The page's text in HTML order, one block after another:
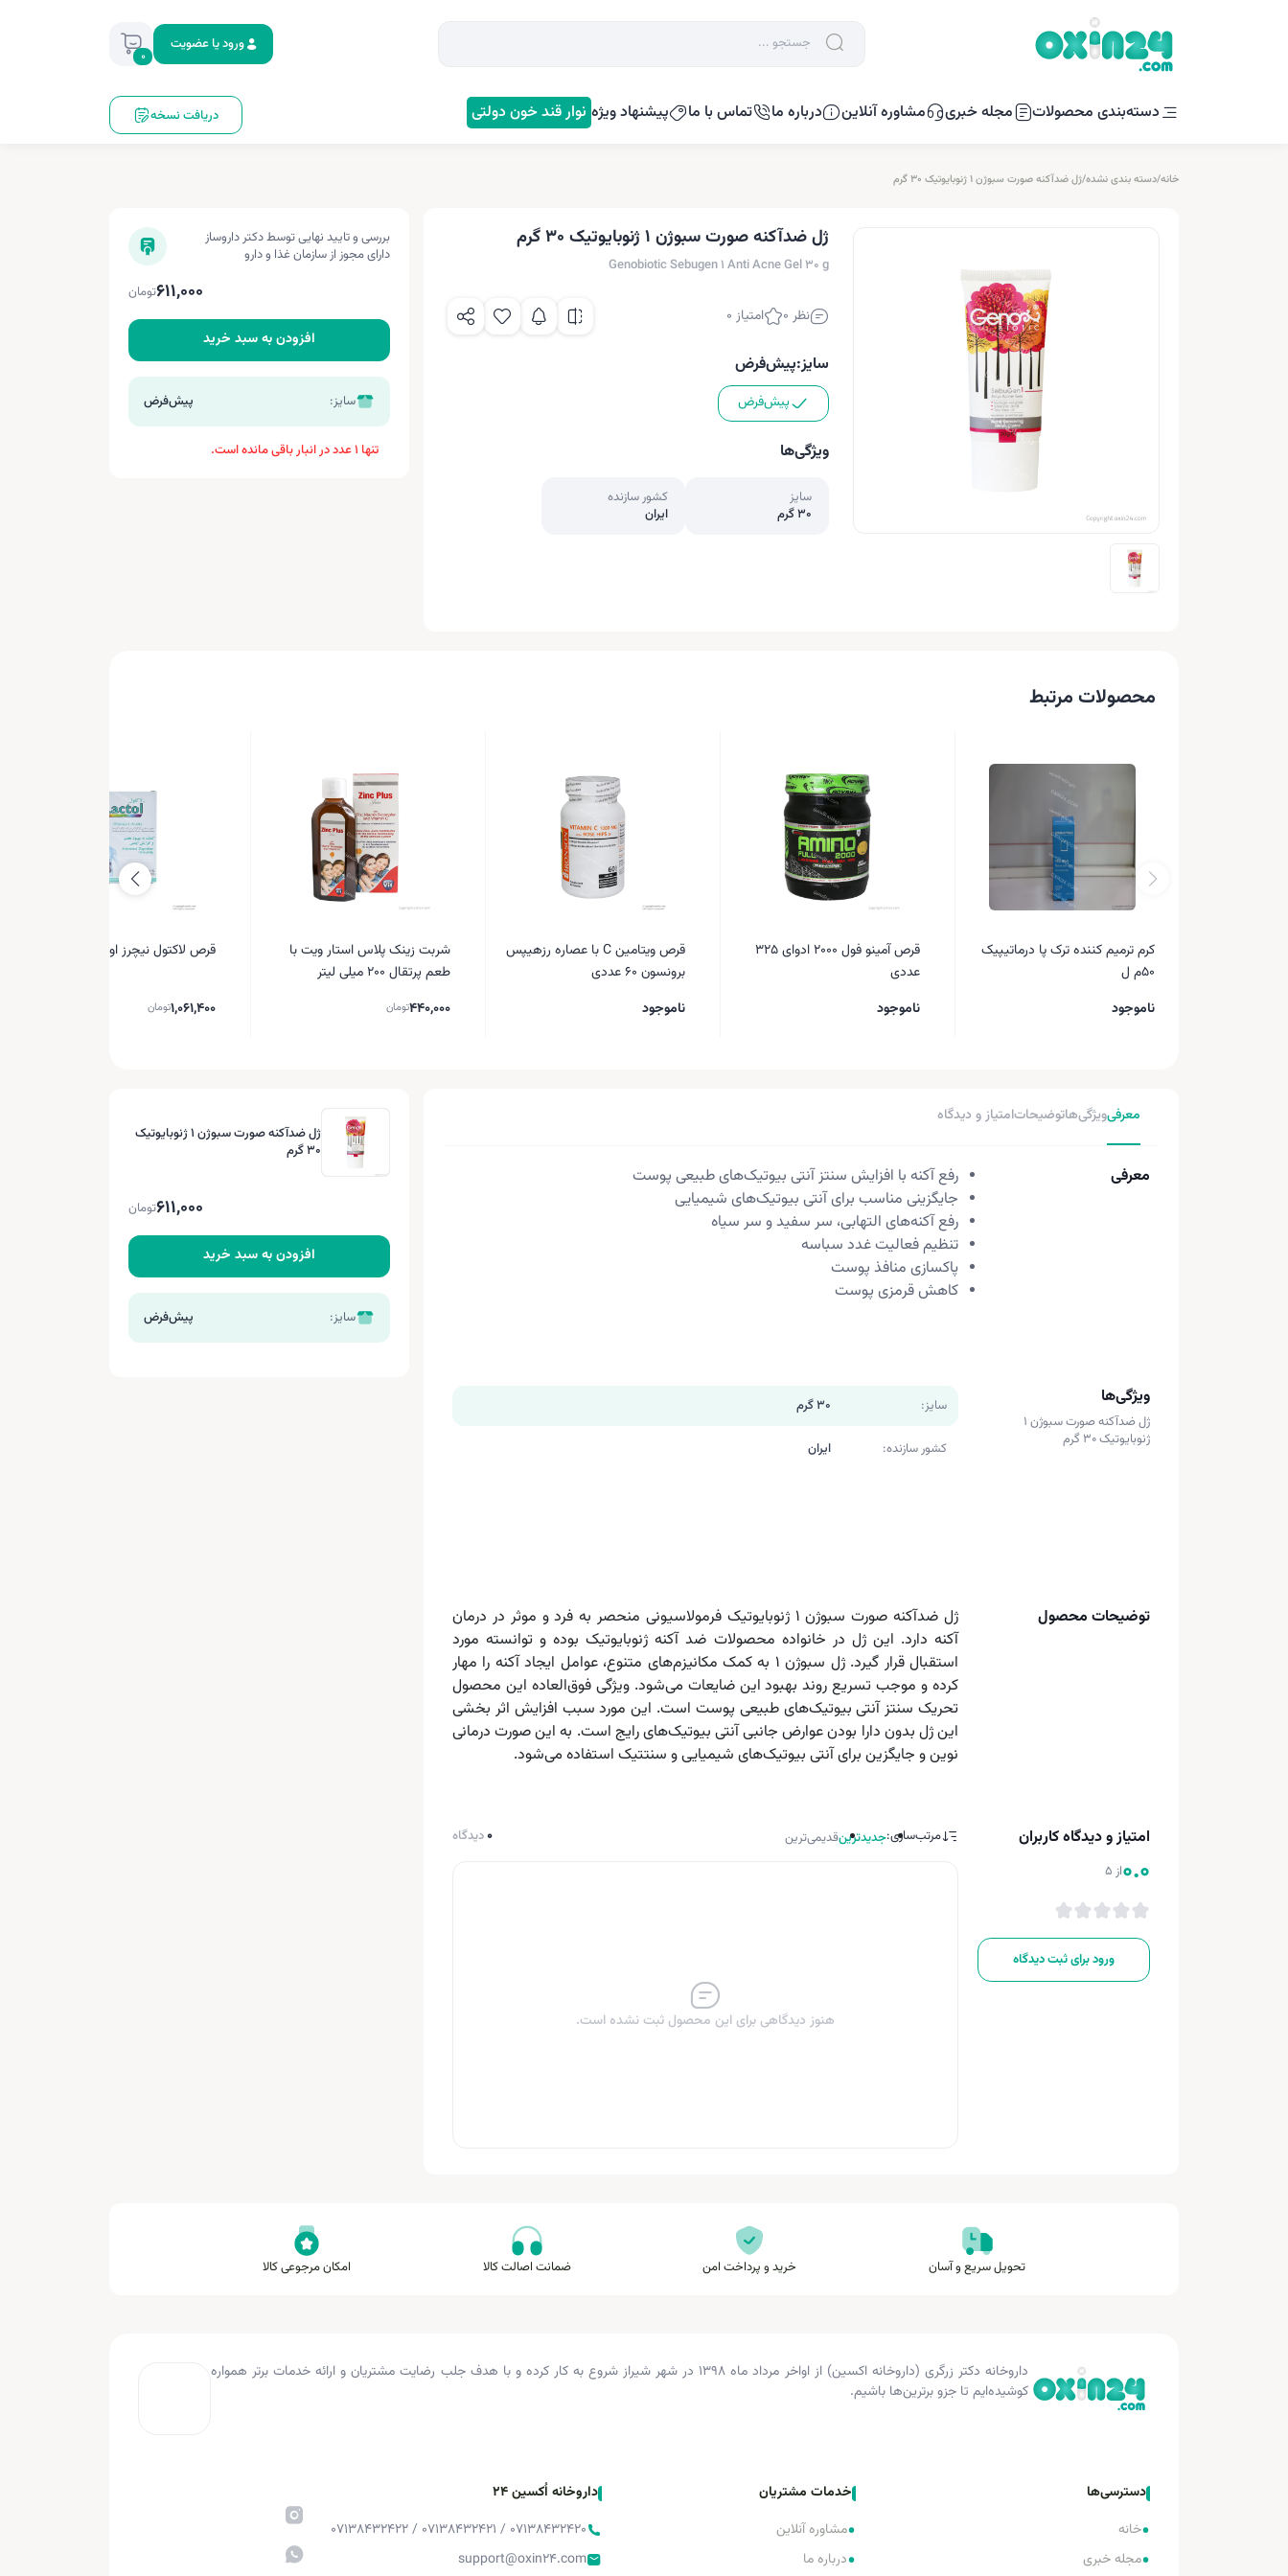
ورود یا عضویت
0
دسته‌بندی محصولات مجله خبری مشاوره آنلاین درباره ما تماس با ما پیشنهاد ویژه نوار قند خون دولتی دریافت نسخه
خانه/دسته بندی نشده/ژل ضدآکنه صورت سبوژن 1 ژنوبایوتیک 30 گرم
ژل ضدآکنه صورت سبوژن 1 ژنوبایوتیک 30 گرم
Genobiotic Sebugen 1 Anti Acne Gel 30 g
نظر 0 امتیاز 0
سایز:پیش‌فرض
پیش‌فرض
ویژگی‌ها
سایز
30 گرم
کشور سازنده
ایران
بررسی و تایید نهایی توسط دکتر داروساز
دارای مجوز از سازمان غذا و دارو
611,000تومان
افزودن به سبد خرید
سایز: پیش‌فرض
تنها 1 عدد در انبار باقی مانده است.
محصولات مرتبط
کرم ترمیم کننده ترک پا درماتیپیک
50م ل
ناموجود
قرص آمینو فول 2000 ادوای 325
عددی
ناموجود
قرص ویتامین C با عصاره رزهیپس
برونسون 60 عددی
ناموجود
شربت زینک پلاس استار ویت با
طعم پرتقال 200 میلی لیتر
440,000تومان
قرص لاکتول نیچرز اونلی 30 عددی
1,061,400تومان
معرفیویژگی‌هاتوضیحاتامتیاز و دیدگاه
معرفی
رفع آکنه با افزایش سنتز آنتی بیوتیک‌های طبیعی پوست
جایگزینی مناسب برای آنتی بیوتیک‌های شیمیایی
رفع آکنه‌های التهابی، سر سفید و سر سیاه
تنظیم فعالیت غدد سباسه
پاکسازی منافذ پوست
کاهش قرمزی پوست
ویژگی‌ها
ژل ضدآکنه صورت سبوژن 1
ژنوبایوتیک 30 گرم
سایز: 30 گرم
کشور سازنده: ایران
توضیحات محصول
ژل ضدآکنه صورت سبوژن ۱ ژنوبایوتیک فرمولاسیونی منحصر به فرد و موثر در درمان
آکنه دارد. این ژل در خانواده محصولات ضد آکنه ژنوبایوتیک بوده و توانسته مورد
استقبال قرار گیرد. ژل سبوژن ۱ به کمک مکانیزم‌های متنوع، عوامل ایجاد آکنه را مهار
کرده و موجب تسریع روند بهبود این ضایعات می‌شود. ویژگی فوق‌العاده این محصول
تحریک سنتز آنتی بیوتیک‌های طبیعی پوست است. این مورد سبب افزایش اثر بخشی
این ژل بدون دارا بودن عوارض جانبی آنتی بیوتیک‌های رایج است. به این صورت درمانی
نوین و جایگزین برای آنتی بیوتیک‌های شیمیایی و سنتتیک استفاده می‌شود.
امتیاز و دیدگاه کاربران
0.0از 5
ورود برای ثبت دیدگاه
مرتب‌سازی:جدیدترینقدیمی‌ترین 0دیدگاه
هنوز دیدگاهی برای این محصول ثبت نشده است.
ژل ضدآکنه صورت سبوژن 1 ژنوبایوتیک
30 گرم
611,000تومان
افزودن به سبد خرید
سایز: پیش‌فرض
تحویل سریع و آسان خرید و پرداخت امن ضمانت اصالت کالا امکان مرجوعی کالا
داروخانه دکتر زرگری (داروخانه اکسین) از اواخر مرداد ماه ۱۳۹۸ در شهر شیراز شروع به کار کرده و با هدف جلب رضایت مشتریان و ارائه خدمات برتر همواره
کوشیده‌ایم تا جزو برترین‌ها باشیم.
دسترسی‌ها
•خانه
•مجله خبری
خدمات مشتریان
•مشاوره آنلاین
•درباره ما
داروخانه اُکسین 24
۰۷۱۳۸۴۳۲۴۲۰ / ۰۷۱۳۸۴۳۲۴۲۱ / ۰۷۱۳۸۴۳۲۴۲۲
support@oxin24.com